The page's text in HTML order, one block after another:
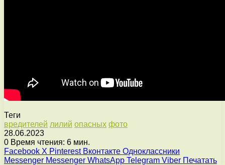
Теги
вредителей лилий опасных фото
28.06.2023
0 Время чтения: 6 мин.
Facebook X Pinterest Вконтакте Одноклассники
Messenger Messenger WhatsApp Telegram Viber Печатать